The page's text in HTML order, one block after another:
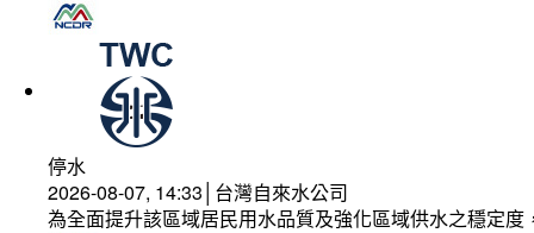
停水
2026-08-07, 14:33│台灣自來水公司
為全面提升該區域居民用水品質及強化區域供水之穩定